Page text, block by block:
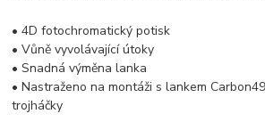
• 4D fotochromatický potisk
• Vůně vyvolávající útoky
• Snadná výměna lanka
• Nastraženo na montáži s lankem
trojháčky